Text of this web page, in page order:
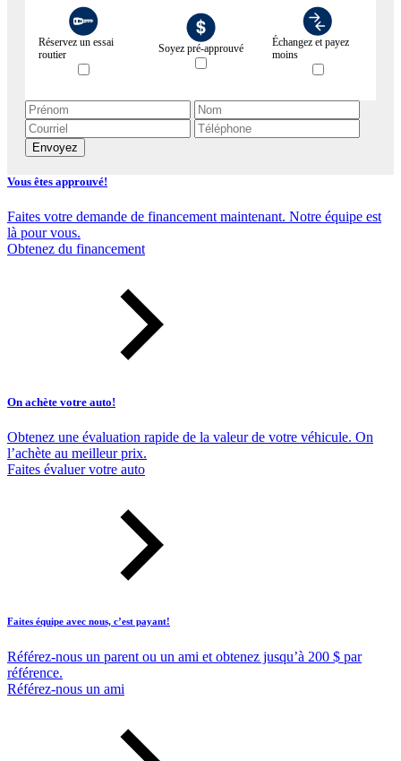
Réservez un essai
routier
Soyez pré-approuvé
Échangez et payez
moins
Envoyez
Vous êtes approuvé!
Faites votre demande de financement maintenant. Notre équipe est
là pour vous.
Obtenez du financement
On achète votre auto!
Obtenez une évaluation rapide de la valeur de votre véhicule. On
l’achète au meilleur prix.
Faites évaluer votre auto
Faites équipe avec nous, c’est payant!
Référez-nous un parent ou un ami et obtenez jusqu’à 200 $ par
référence.
Référez-nous un ami